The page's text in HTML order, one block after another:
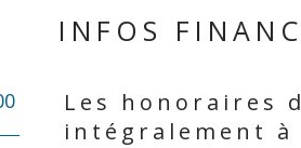
INFOS
Caractéristiques Valeurs
Les honoraires
intégralement